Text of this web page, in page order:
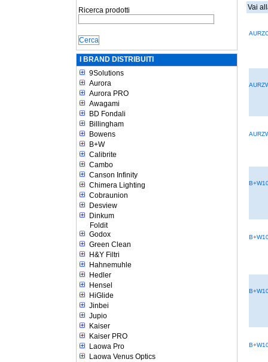
Ricerca prodotti
I BRAND DISTRIBUITI
9Solutions
Aurora
Aurora PRO
Awagami
BD Fondali
Billingham
Bowens
B+W
Calibrite
Cambo
Canson Infinity
Chimera Lighting
Cobraunion
Desview
Dinkum
Foldit
Godox
Green Clean
H&Y Filtri
Hahnemuhle
Hedler
Hensel
HiGlide
Jinbei
Jupio
Kaiser
Kaiser PRO
Laowa Pro
Laowa Venus Optics
Vai